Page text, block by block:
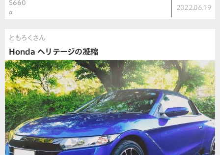
S660
α
2022.06.19
ともろくさん
Honda ヘリテージの凝縮